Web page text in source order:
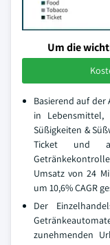
Um die
Basierend auf
in Lebensmittel,
Süßigkeiten &
Ticket und
Umsatz von 24
um 10,6% CAGR
Der
zunehmenden